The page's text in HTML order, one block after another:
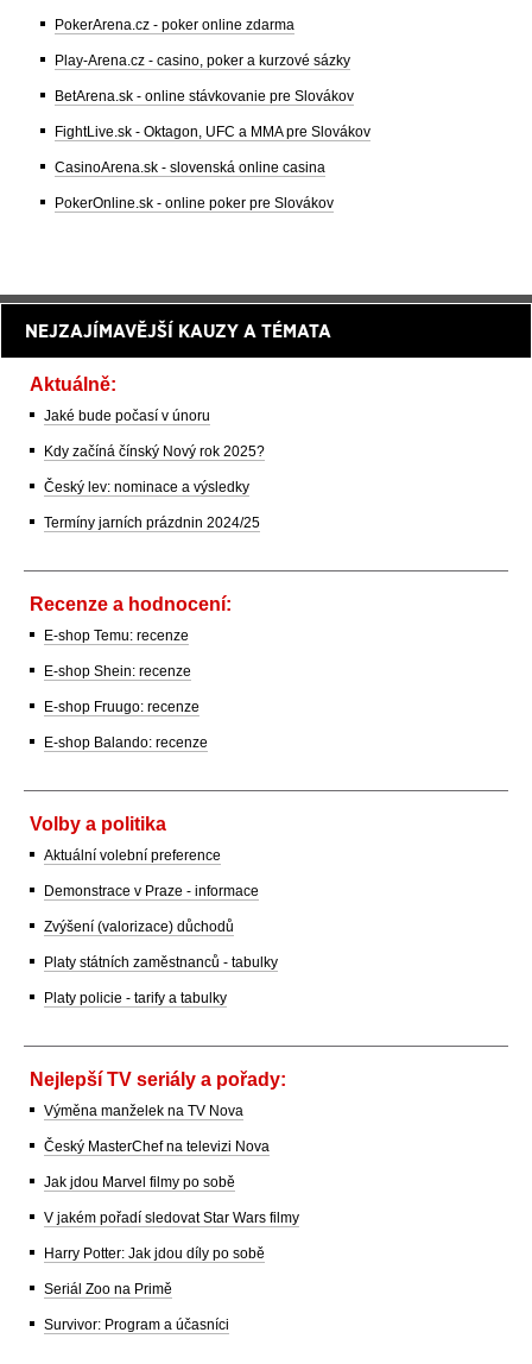
PokerArena.cz - poker online zdarma
Play-Arena.cz - casino, poker a kurzové sázky
BetArena.sk - online stávkovanie pre Slovákov
FightLive.sk - Oktagon, UFC a MMA pre Slovákov
CasinoArena.sk - slovenská online casina
PokerOnline.sk - online poker pre Slovákov
NEJZAJÍMAVĚJŠÍ KAUZY A TÉMATA
Aktuálně:
Jaké bude počasí v únoru
Kdy začíná čínský Nový rok 2025?
Český lev: nominace a výsledky
Termíny jarních prázdnin 2024/25
Recenze a hodnocení:
E-shop Temu: recenze
E-shop Shein: recenze
E-shop Fruugo: recenze
E-shop Balando: recenze
Volby a politika
Aktuální volební preference
Demonstrace v Praze - informace
Zvýšení (valorizace) důchodů
Platy státních zaměstnanců - tabulky
Platy policie - tarify a tabulky
Nejlepší TV seriály a pořady:
Výměna manželek na TV Nova
Český MasterChef na televizi Nova
Jak jdou Marvel filmy po sobě
V jakém pořadí sledovat Star Wars filmy
Harry Potter: Jak jdou díly po sobě
Seriál Zoo na Primě
Survivor: Program a účasníci